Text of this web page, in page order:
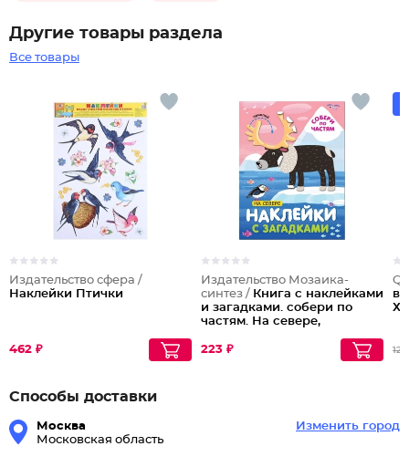
Другие товары раздела
Все товары
Издательство сфера /
Наклейки Птички
462 ₽
Издательство Мозаика-
синтез / Книга с наклейками
и загадками. собери по
частям. На севере,
223 ₽
123
Способы доставки
Москва
Московская область
Изменить город